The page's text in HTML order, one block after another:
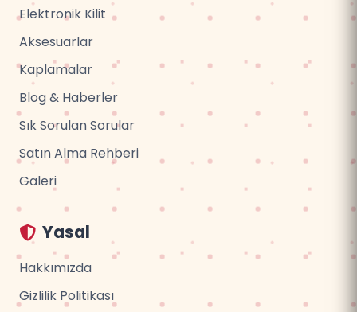
Elektronik Kilit
Aksesuarlar
Kaplamalar
Blog & Haberler
Sık Sorulan Sorular
Satın Alma Rehberi
Galeri
Yasal
Hakkımızda
Gizlilik Politikası